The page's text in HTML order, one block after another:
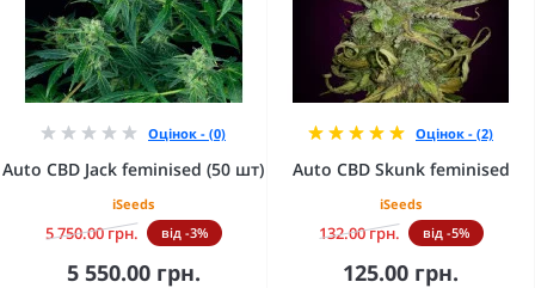
Оцінок - (0)
Auto CBD Jack feminised (50 шт)
iSeeds
5 750.00 грн. від -3%
5 550.00 грн.
Оцінок - (2)
Auto CBD Skunk feminised
iSeeds
132.00 грн. від -5%
125.00 грн.